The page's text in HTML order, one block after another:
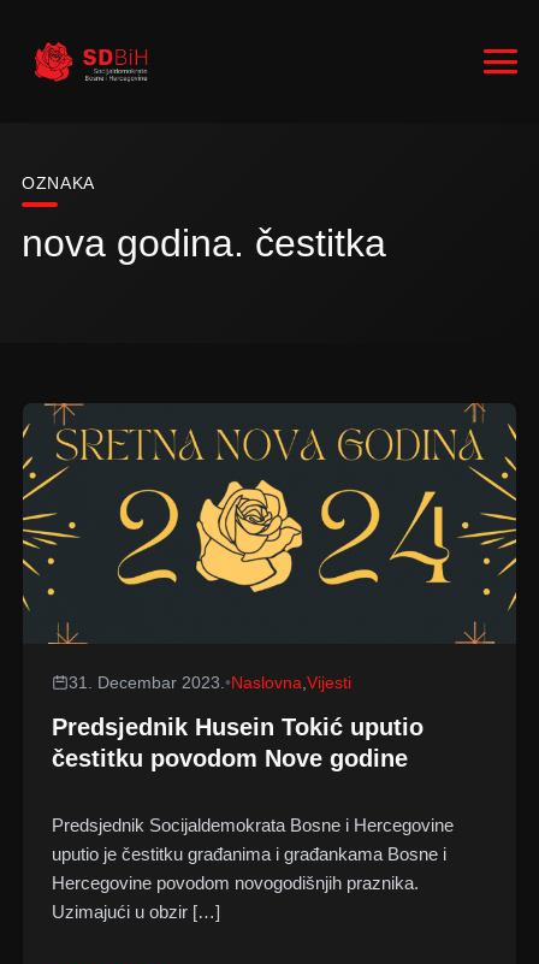
RUKOVODSTVO
ZASTUPNICI
OZNAKA
nova godina. čestitka
31. Decembar 2023. •Naslovna Vijesti
Predsjednik Husein Tokić uputio
čestitku povodom Nove godine
Predsjednik Socijaldemokrata Bosne i Hercegovine
uputio je čestitku građanima i građankama Bosne i
Hercegovine povodom novogodišnjih praznika.
Uzimajući u obzir […]